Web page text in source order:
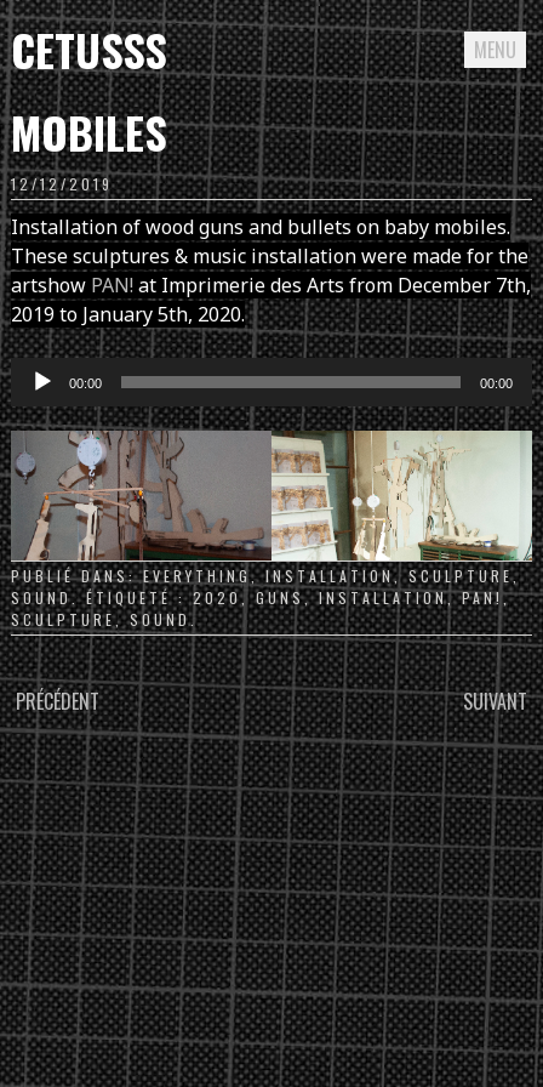
CETUSSS MENU
Passer
directement
au
contenu
MOBILES
12/12/2019
Installation of wood guns and bullets on baby mobiles.
These sculptures & music installation were made for the
artshow PAN!at Imprimerie des Arts from December 7th,
2019 to January 5th, 2020.
Lecteur
audio
00:00 00:00
PUBLIÉ DANS:EVERYTHING,INSTALLATION,SCULPTURE,
SOUND. ÉTIQUETÉ :2020,GUNS,INSTALLATION,PAN! ,
SCULPTURE,SOUND.
PARCOURIR
LES
ARTICLES
PRÉCÉDENT SUIVANT